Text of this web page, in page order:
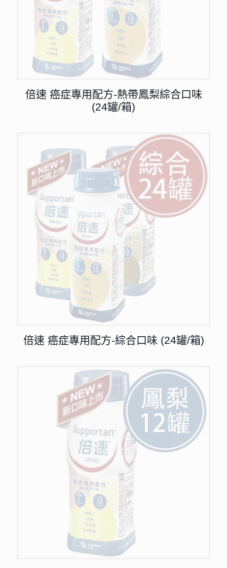
倍速 癌症專用配方-熱帶鳳梨綜合口味
(24罐/箱)
倍速 癌症專用配方-綜合口味 (24罐/箱)